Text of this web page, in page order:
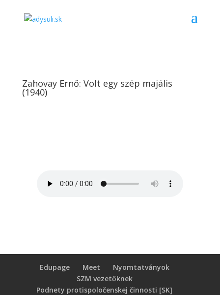
Zahovay Ernő: Volt egy szép majális
(1940)
Edupage Meet
Nyomtatványok
SZM vezetőknek
Podnety protispoločenskej činnosti [SK]